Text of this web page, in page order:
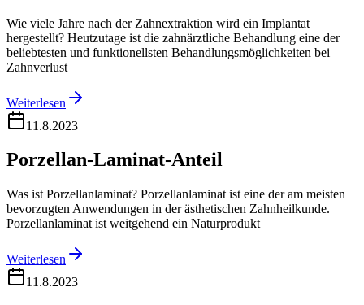
Wie viele Jahre nach der Zahnextraktion wird ein Implantat
hergestellt? Heutzutage ist die zahnärztliche Behandlung eine der
beliebtesten und funktionellsten Behandlungsmöglichkeiten bei
Zahnverlust
Weiterlesen
11.8.2023
Porzellan-Laminat-Anteil
Was ist Porzellanlaminat? Porzellanlaminat ist eine der am meisten
bevorzugten Anwendungen in der ästhetischen Zahnheilkunde.
Porzellanlaminat ist weitgehend ein Naturprodukt
Weiterlesen
11.8.2023